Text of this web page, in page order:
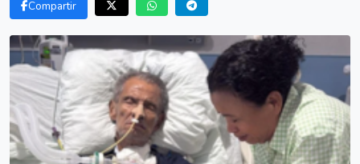
Compartir